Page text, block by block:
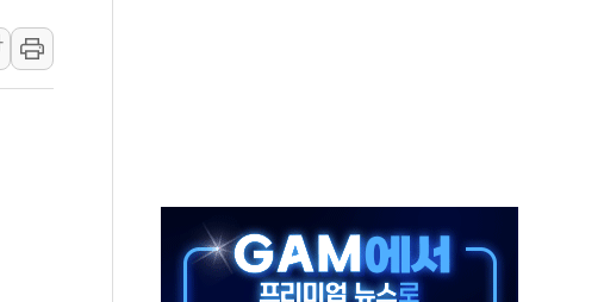
회의' 주재… "전폭적 공급 확대·속도전 총력"
부과…美 태양광주 급등
폭 하락...금융주 낙폭 커